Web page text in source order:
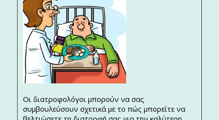
Οι διατροφολόγοι μπορούν να σας
συμβουλεύσουν σχετικά με το πώς μπορείτε να